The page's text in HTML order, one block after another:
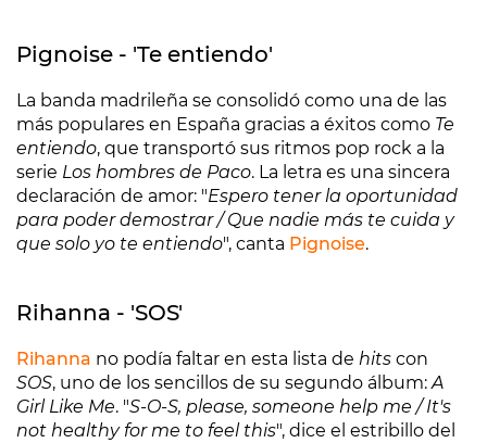
Pignoise - 'Te entiendo'
La banda madrileña se consolidó como una de las
más populares en España gracias a éxitos como Te
entiendo, que transportó sus ritmos pop rock a la
serie Los hombres de Paco. La letra es una sincera
declaración de amor: "Espero tener la oportunidad
para poder demostrar / Que nadie más te cuida y
que solo yo te entiendo", canta Pignoise.
Rihanna - 'SOS'
Rihanna no podía faltar en esta lista de hits con
SOS, uno de los sencillos de su segundo álbum:A
Girl Like Me. "S-O-S, please, someone help me / It's
not healthy for me to feel this", dice el estribillo del